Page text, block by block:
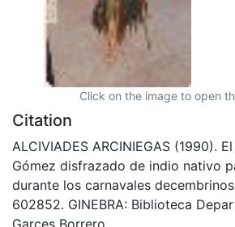
Click on the image to open
Citation
ALCIVIADES ARCINIEGAS (1990).
Gómez disfrazado de indio nativo
durante los carnavales
602852. GINEBRA: Biblioteca
Garces Borrero.